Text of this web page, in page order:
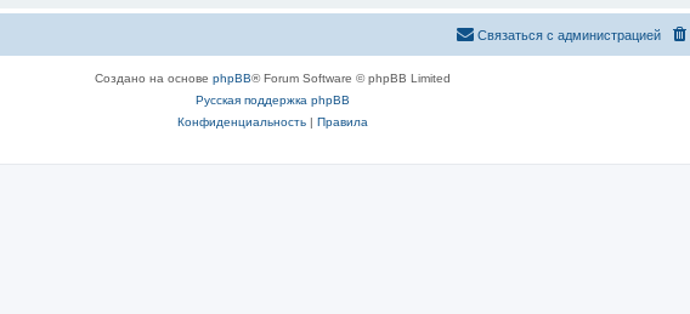
Связаться с администрацией
Создано на основе phpBB® Forum Software © phpBB Limited
Русская поддержка phpBB
Конфиденциальность| Правила